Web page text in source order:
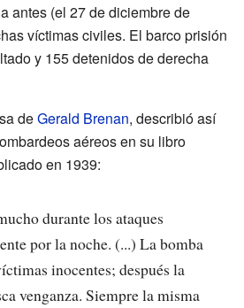
antes (el 27 de diciembre de
víctimas civiles. El barco prisión
y 155 detenidos de derecha
deGerald Brenan, describió así
aéreos en su libro
en 1939:
durante los ataques
por la noche. (...) La bomba
inocentes; después la
venganza. Siempre la misma